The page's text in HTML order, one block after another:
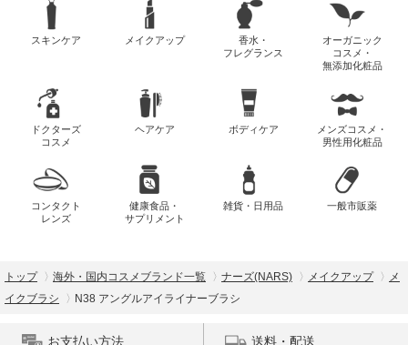
スキンケア メイクアップ
香水・
フレグランス
オーガニック
コスメ・
無添加化粧品
ドクターズ
コスメ
ヘアケア ボディケア
メンズコスメ・
男性用化粧品
コンタクト
レンズ
健康食品・
サプリメント
雑貨・日用品 一般市販薬
トップ 海外・国内コスメブランド一覧 ナーズ(NARS) メイクアップ
メ
イクブラシ
N38 アングルアイライナーブラシ
お支払い方法 送料・配送